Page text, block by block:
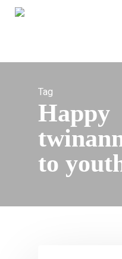
Skip
Tag
Happy
to